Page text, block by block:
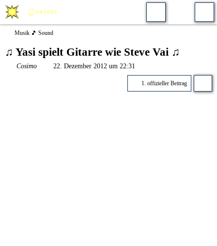
Musik 🎵 Sound
♫ Yasi spielt Gitarre wie Steve Vai ♫
Cosimo 22. Dezember 2012 um 22:31
1. offizieller Beitrag